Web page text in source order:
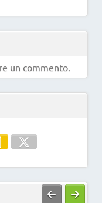
un commento.